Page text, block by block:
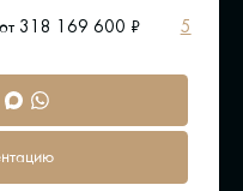
от 318 169 600 ₽ 5